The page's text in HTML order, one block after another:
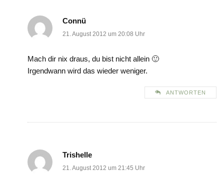
Connü
21. August 2012 um 20:08 Uhr
Mach dir nix draus, du bist nicht allein 🙂
Irgendwann wird das wieder weniger.
ANTWORTEN
Trishelle
21. August 2012 um 21:45 Uhr